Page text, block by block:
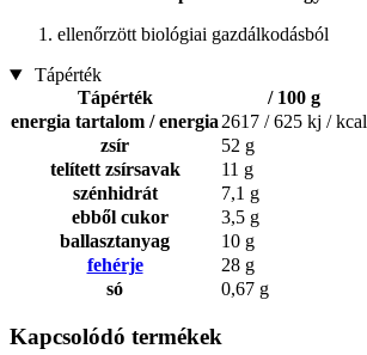
ellenőrzött biológiai gazdálkodásból
Tápérték
Tápérték
/ 100 g
energia tartalom / energia 2617 / 625 kj / kcal
zsír
52 g
telített zsírsavak
11 g
szénhidrát
7,1 g
ebből cukor
3,5 g
ballasztanyag
10 g
fehérje
28 g
só
0,67 g
Kapcsolódó termékek